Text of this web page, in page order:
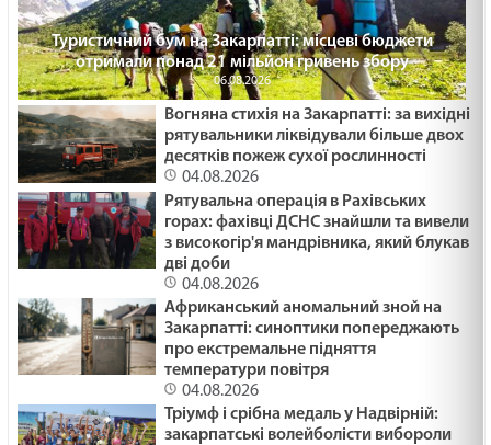
Туристичний бум на Закарпатті: місцеві бюджети
отримали понад 21 мільйон гривень збору
06.08.2026
Вогняна стихія на Закарпатті: за вихідні
рятувальники ліквідували більше двох
десятків пожеж сухої рослинності
04.08.2026
Рятувальна операція в Рахівських
горах: фахівці ДСНС знайшли та вивели
з високогір'я мандрівника, який блукав
дві доби
04.08.2026
Африканський аномальний зной на
Закарпатті: синоптики попереджають
про екстремальне підняття
температури повітря
04.08.2026
Тріумф і срібна медаль у Надвірній:
закарпатські волейболісти вибороли